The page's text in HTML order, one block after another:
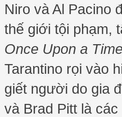
Niro và Al Pacino
thế giới tội phạm,
Once Upon a
Tarantino rọi vào
giết người do gia
và Brad Pitt là